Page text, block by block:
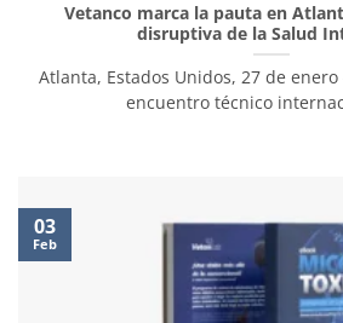
Vetanco marca la pauta en
disruptiva de la Salud
Atlanta, Estados Unidos, 27 de
encuentro técnico
03
Feb